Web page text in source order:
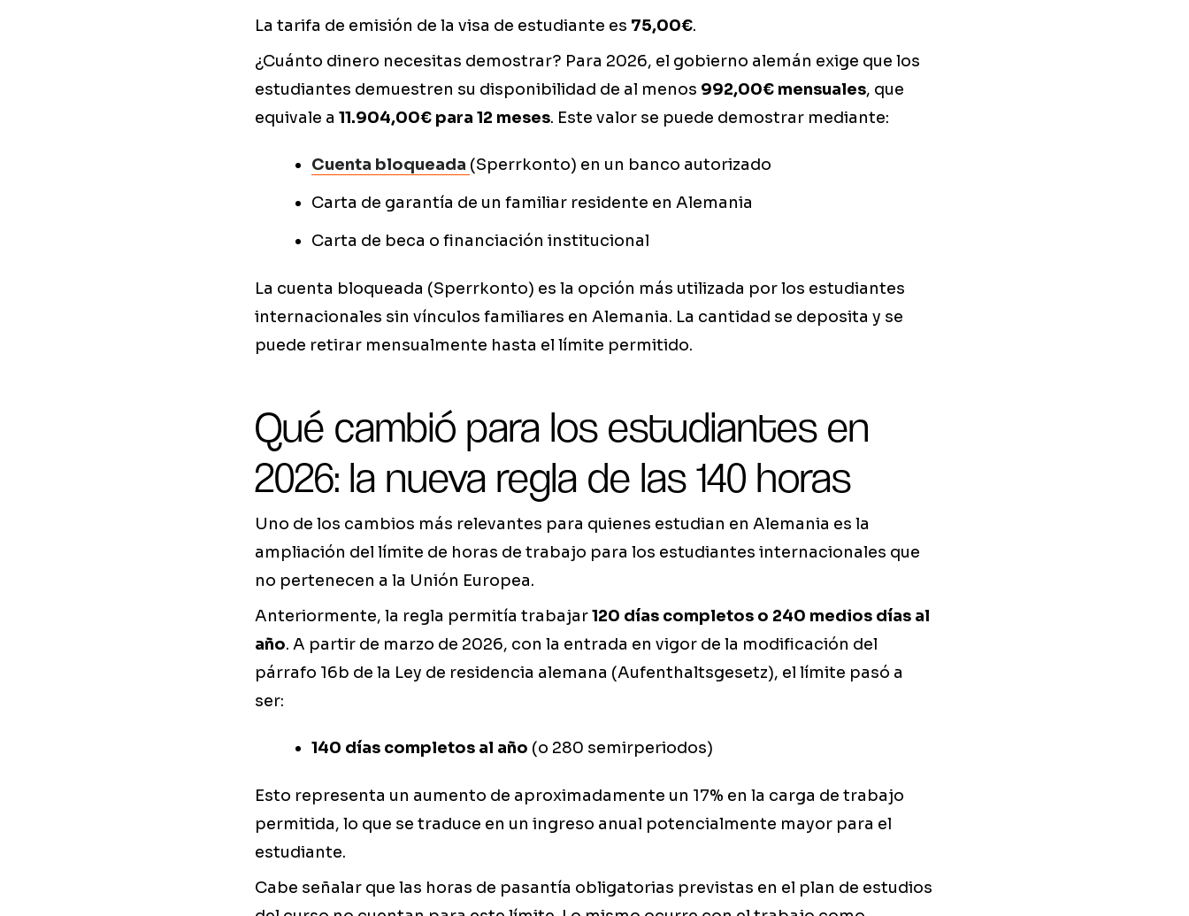
La tarifa de emisión de la visa de estudiante es 75,00€.
¿Cuánto dinero necesitas demostrar? Para 2026, el gobierno alemán exige que los
estudiantes demuestren su disponibilidad de al menos 992,00€ mensuales, que
equivale a 11.904,00€ para 12 meses. Este valor se puede demostrar mediante:
Cuenta bloqueada (Sperrkonto) en un banco autorizado
Carta de garantía de un familiar residente en Alemania
Carta de beca o financiación institucional
La cuenta bloqueada (Sperrkonto) es la opción más utilizada por los estudiantes
internacionales sin vínculos familiares en Alemania. La cantidad se deposita y se
puede retirar mensualmente hasta el límite permitido.
Qué cambió para los estudiantes en
2026: la nueva regla de las 140 horas
Uno de los cambios más relevantes para quienes estudian en Alemania es la
ampliación del límite de horas de trabajo para los estudiantes internacionales que
no pertenecen a la Unión Europea.
Anteriormente, la regla permitía trabajar120 días completos o 240 medios días al
año. A partir de marzo de 2026, con la entrada en vigor de la modificación del
párrafo 16b de la Ley de residencia alemana (Aufenthaltsgesetz), el límite pasó a
ser:
140 días completos al año (o 280 semirperiodos)
Esto representa un aumento de aproximadamente un 17% en la carga de trabajo
permitida, lo que se traduce en un ingreso anual potencialmente mayor para el
estudiante.
Cabe señalar que las horas de pasantía obligatorias previstas en el plan de estudios